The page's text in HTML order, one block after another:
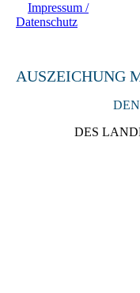
Impressum /
Datenschutz
AUSZEICHUNG
DES